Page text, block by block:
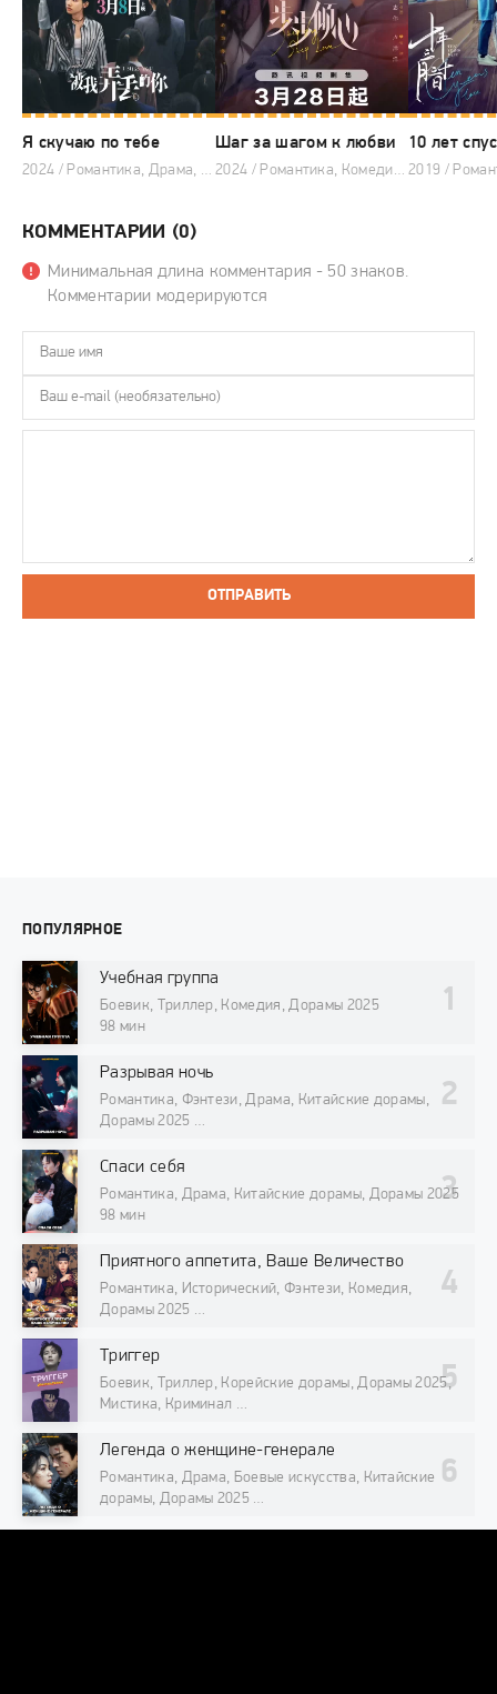
Я скучаю по тебе
2024 / Романтика, Драма, Китайские дорамы
Шаг за шагом к любви
2024 / Романтика, Комедия, Драма, Китайские дорамы
10 лет
КОММЕНТАРИИ (0)
Минимальная длина комментария - 50 знаков.
Комментарии модерируются
ОТПРАВИТЬ
ПОПУЛЯРНОЕ
Учебная группа
Боевик, Триллер, Комедия, Дорамы 2025
98 мин
Разрывая ночь
Романтика, Фэнтези, Драма, Китайские дорамы,
Дорамы 2025
Спаси себя
Романтика, Драма, Китайские дорамы, Дорамы 2025
98 мин
Приятного аппетита, Ваше Величество
Романтика, Исторический, Фэнтези, Комедия,
Дорамы 2025
Триггер
Боевик, Триллер, Корейские дорамы, Дорамы 2025,
Мистика, Криминал
Легенда о женщине-генерале
Романтика, Драма, Боевые искусства, Китайские
дорамы, Дорамы 2025